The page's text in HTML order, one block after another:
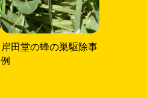
岸田堂の蜂の巣駆除事
例